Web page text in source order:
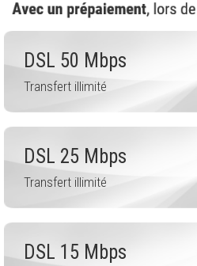
DSL 50 Mbps
Transfert illimité
DSL 25 Mbps
Transfert illimité
DSL 15 Mbps